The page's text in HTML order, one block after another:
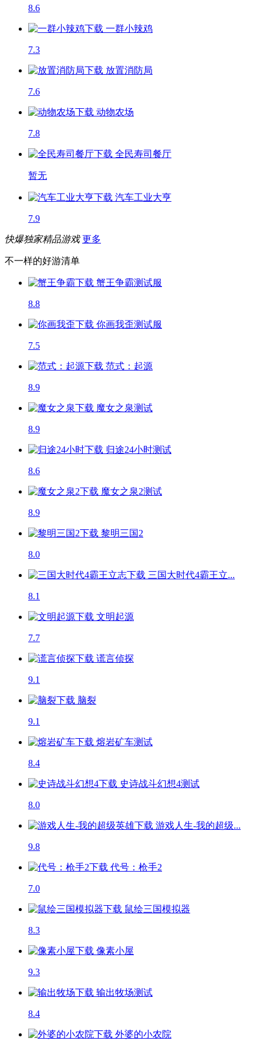
8.6
一群小辣鸡
7.3
放置消防局
7.6
动物农场
7.8
全民寿司餐厅
暂无
汽车工业大亨
7.9
快爆独家精品游戏 更多
不一样的好游清单
蟹王争霸测试服
8.8
你画我歪测试服
7.5
范式：起源
8.9
魔女之泉测试
8.9
归途24小时测试
8.6
魔女之泉2测试
8.9
黎明三国2
8.0
三国大时代4霸王立...
8.1
文明起源
7.7
谎言侦探
9.1
脑裂
9.1
熔岩矿车测试
8.4
史诗战斗幻想4测试
8.0
游戏人生-我的超级...
9.8
代号：枪手2
7.0
鼠绘三国模拟器
8.3
像素小屋
9.3
输出牧场测试
8.4
外婆的小农院